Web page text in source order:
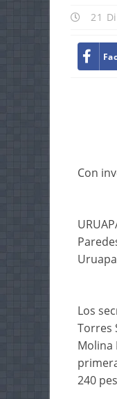
21
Con
Los
Torres
Molina
240